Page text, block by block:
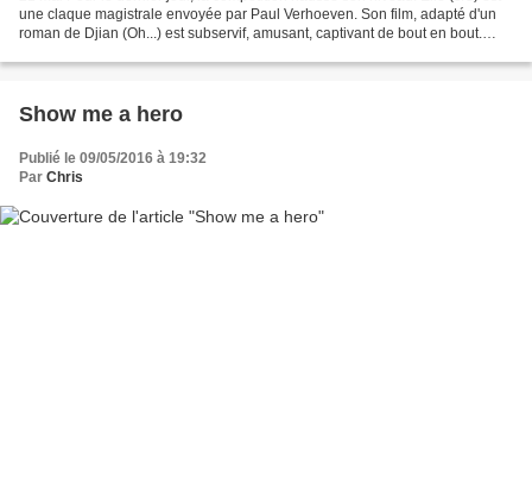
une claque magistrale envoyée par Paul Verhoeven. Son film, adapté d'un
roman de Djian (Oh...) est subservif, amusant, captivant de bout en bout.
Show me a hero
Publié le 09/05/2016 à 19:32
Par Chris